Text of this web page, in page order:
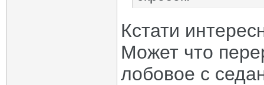
Кстати
Может что
лобовое с